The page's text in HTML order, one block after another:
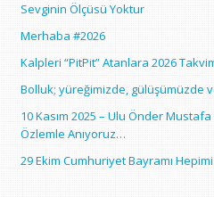
Sevginin Ölçüsü Yoktur
Merhaba #2026
Kalpleri “PitPit” Atanlara 2026
Bolluk; yüreğimizde, gülüşümüzde
10 Kasım 2025 – Ulu Önder
Özlemle Anıyoruz…
29 Ekim Cumhuriyet Bayramı